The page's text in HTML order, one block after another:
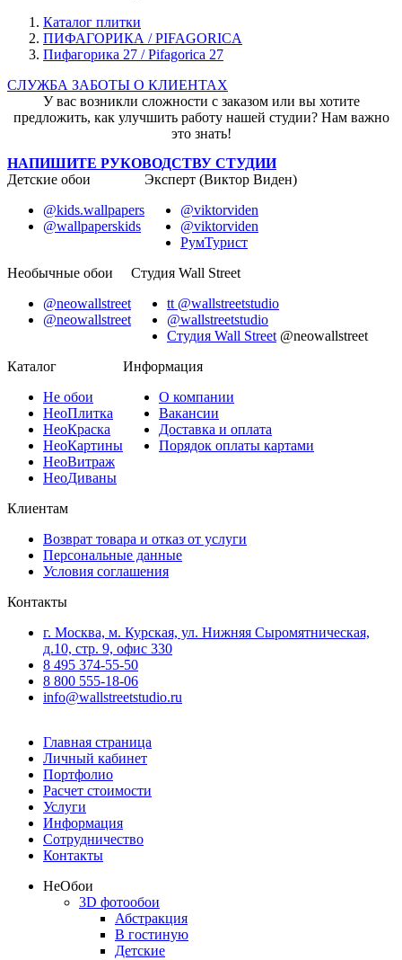
Каталог плитки
ПИФАГОРИКА / PIFAGORICA
Пифагорика 27 / Pifagorica 27
СЛУЖБА ЗАБОТЫ О КЛИЕНТАХ
У вас возникли сложности с заказом или вы хотите
предложить, как улучшить работу нашей студии? Нам важно
это знать!
НАПИШИТЕ РУКОВОДСТВУ СТУДИИ
Детские обои
@kids.wallpapers
@wallpaperskids
Эксперт (Виктор Виден)
@viktorviden
@viktorviden
РумТурист
Необычные обои
@neowallstreet
@neowallstreet
Студия Wall Street
tt @wallstreetstudio
@wallstreetstudio
Студия Wall Street @neowallstreet
Каталог
Не обои
НеоПлитка
НеоКраска
НеоКартины
НеоВитраж
НеоДиваны
Информация
О компании
Вакансии
Доставка и оплата
Порядок оплаты картами
Клиентам
Возврат товара и отказ от услуги
Персональные данные
Условия соглашения
Контакты
г. Москва, м. Курская, ул. Нижняя Сыромятническая,
д.10, стр. 9, офис 330
8 495 374-55-50
8 800 555-18-06
info@wallstreetstudio.ru
Главная страница
Личный кабинет
Портфолио
Расчет стоимости
Услуги
Информация
Сотрудничество
Контакты
НеОбои
3D фотообои
Абстракция
В гостиную
Детские